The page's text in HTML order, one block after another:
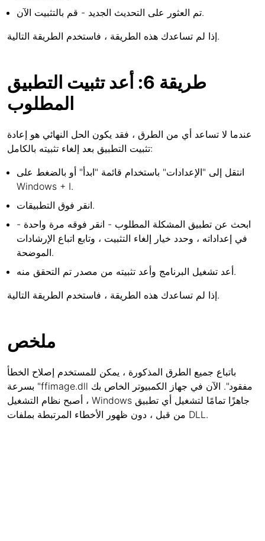
تم العثور على التحديث الجديد - قم بالتثبيت الآن.
إذا لم تساعدك هذه الطريقة ، فاستخدم الطريقة التالية.
طريقة 6: أعد تثبيت التطبيق
المطلوب
عندما لا تساعد أي من الطرق ، فقد يكون الحل النهائي هو إعادة
تثبيت التطبيق بعد إلغاء تثبيته بالكامل:
انتقل إلى "الإعدادات" باستخدام قائمة "ابدأ" أو بالضغط على
Windows + I.
انقر فوق التطبيقات.
ابحث عن تطبيق المشكلة المطلوب - انقر فوقه مرة واحدة -
في إعداداته ، وحدد خيار إلغاء التثبيت ، وتابع اتباع الإرشادات
الموضحة.
أعد تشغيل البرنامج وأعد تثبيته من مصدر تم التحقق منه.
إذا لم تساعدك هذه الطريقة ، فاستخدم الطريقة التالية.
ملخص
باتباع جميع الطرق المذكورة ، يمكن للمستخدم إصلاح الخطأ
بسرعة "ffimage.dll مفقود". الآن في جهاز الكمبيوتر الخاص بك
، أصبح نظام التشغيل Windows جاهزًا تمامًا لتشغيل أي تطبيق
من قبل ، دون ظهور الأخطاء المرتبطة بملفات DLL.